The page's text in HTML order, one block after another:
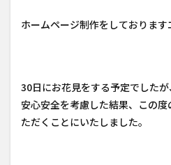
ホームページ制作をしております
30日にお花見をする予定でした
安心安全を考慮した結果、この
ただくことにいたしました。